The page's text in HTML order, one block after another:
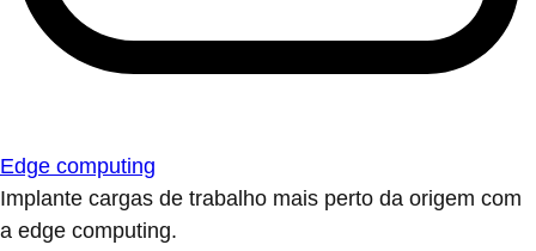
Edge computing
Implante cargas de trabalho mais perto da origem com
a edge computing.